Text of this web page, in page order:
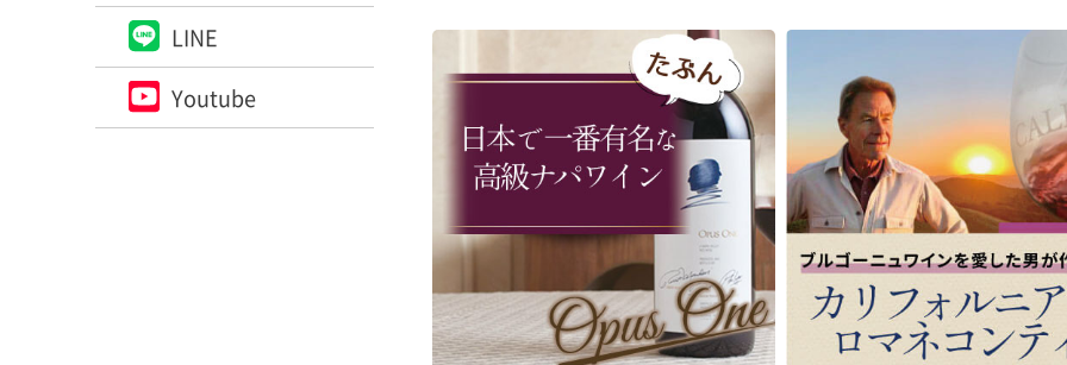
LINE
Youtube
し、区画ごとに合わせた持続可能な
農法を実施しました。収穫は長期間
にわたって行われ、各区画が最適な
熟度に達したタイミングで摘み取り
ました。また、自然な酸味を保つた
め、収穫は夜間に行いました。
■醸造について
ブドウは丁寧に除梗・選別され、完
璧な状態の果実のみがワイン造りに
使用されました。低温浸漬によって
色素と風味を抽出したのち、タンク
で一次発酵を開始。発酵後、ワイン
AVA(アメリカ公認ブドウ栽
ています。広い地域のピノ
ルをブレンドするため、オー
ン・クリマ最高峰ワインの
ながら、AVA表記はカリフォ
なっています。
使用した畑は次の通りです。
ン・ナシード(サンタバーバ
タ・マリア・ヴァレー)キッ
ン・ヴィンヤード、ランチョ
ナおよびロス・アラモス・